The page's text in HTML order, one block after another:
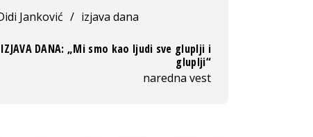
Janković / izjava dana
IZJAVA DANA: „Mi smo kao ljudi sve gluplji i
gluplji“
naredna vest